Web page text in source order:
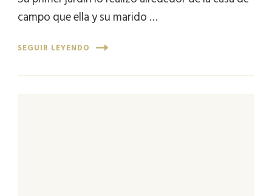
campo que ella y su marido …
SEGUIR LEYENDO